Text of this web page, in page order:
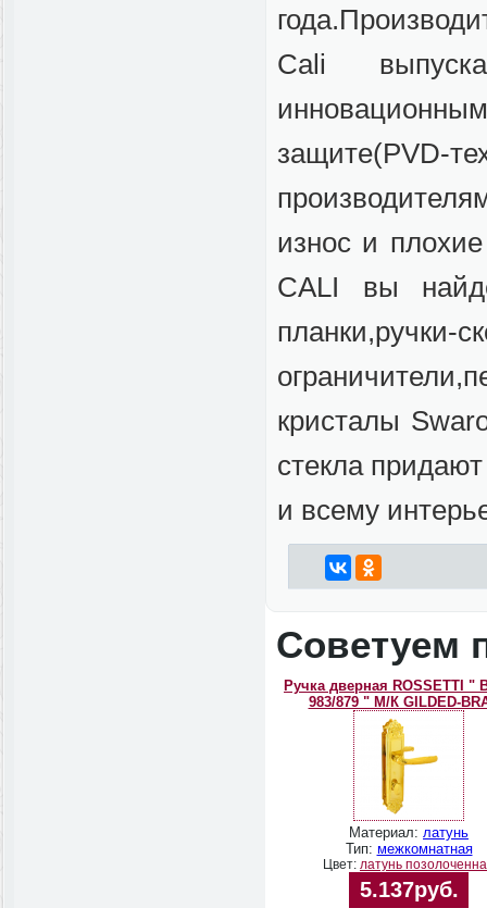
Cali
защите(PVD-
износ и
CALI вы
кристалы
стекла
и всему
Советуем
Ручка дверная ROSSETTI "
983/879 " М/К GILDED-
Материал: латунь
Тип: межкомнатная
Цвет: латунь
5.137руб.